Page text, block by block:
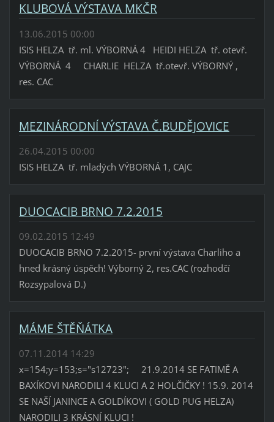
KLUBOVÁ VÝSTAVA MKČR
13.06.2015 00:00
ISIS HELZA tř. ml. VÝBORNÁ 4 HEIDI HELZA tř. otevř.
VÝBORNÁ 4 CHARLIE HELZA tř.otevř. VÝBORNÝ ,
res. CAC
MEZINÁRODNÍ VÝSTAVA Č.BUDĚJOVICE
26.04.2015 00:00
ISIS HELZA tř. mladých VÝBORNÁ 1, CAJC
DUOCACIB BRNO 7.2.2015
09.02.2015 12:49
DUOCACIB BRNO 7.2.2015- první výstava Charliho a
hned krásný úspěch! Výborný 2, res.CAC (rozhodčí
Rozsypalová D.)
MÁME ŠTĚŇÁTKA
07.11.2014 14:29
x=154;y=153;s="s12723"; 21.9.2014 SE FATIMĚ A
BAXÍKOVI NARODILI 4 KLUCI A 2 HOLČIČKY ! 15.9. 2014
SE NAŠÍ JANINCE A GOLDÍKOVI ( GOLD PUG HELZA)
NARODILI 3 KRÁSNÍ KLUCI !